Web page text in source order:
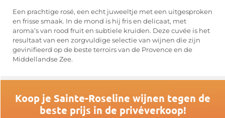
Een prachtige rosé, een echt juweeltje met een uitgesproken
en frisse smaak. In de mond is hij fris en delicaat, met
aroma’s van rood fruit en subtiele kruiden. Deze cuvée is het
resultaat van een zorgvuldige selectie van wijnen die zijn
gevinifieerd op de beste terroirs van de Provence en de
Middellandse Zee.
Koop je Sainte-Roseline wijnen tegen de
beste prijs in de privéverkoop!